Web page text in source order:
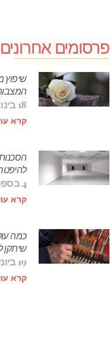
פרסומים אחרונים
18 בינואר 2021
קרא
4 בספטמבר 2019
קרא
כמה
19 ביוני 2025
קרא